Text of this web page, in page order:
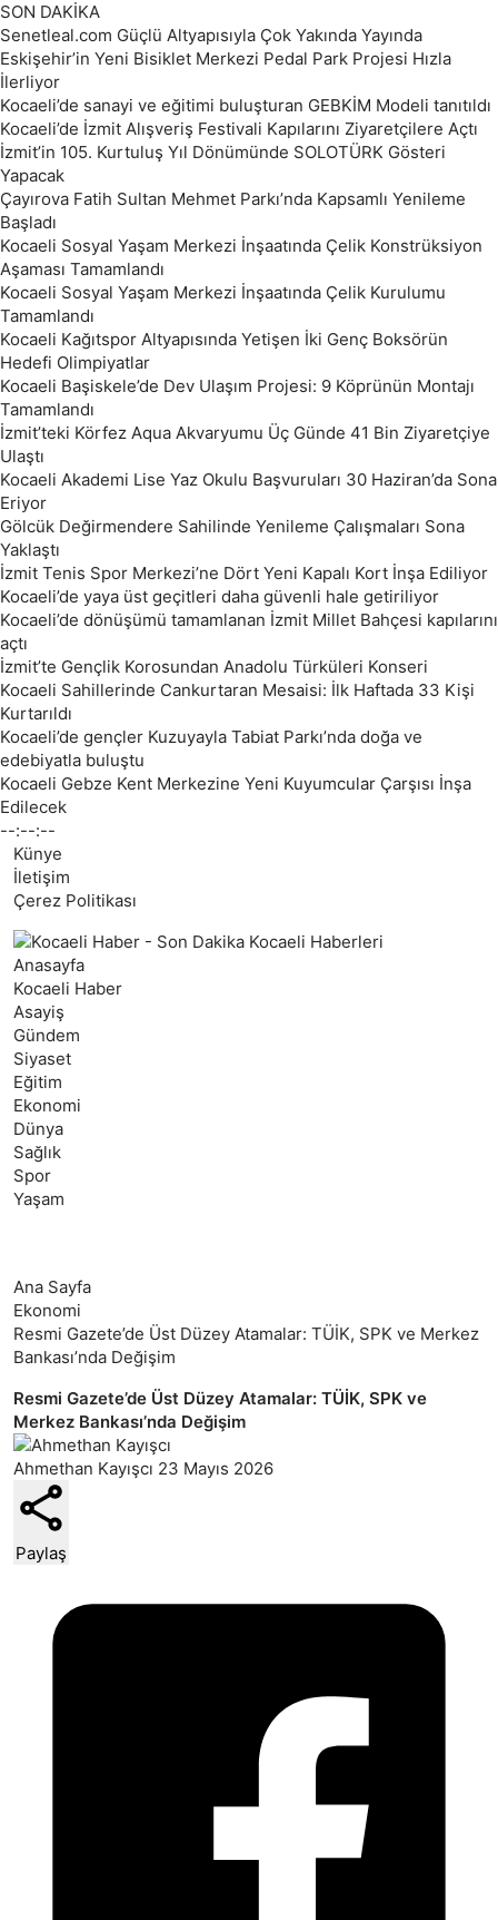
SON DAKİKA
Senetleal.com Güçlü Altyapısıyla Çok Yakında Yayında
Eskişehir’in Yeni Bisiklet Merkezi Pedal Park Projesi Hızla
İlerliyor
Kocaeli’de sanayi ve eğitimi buluşturan GEBKİM Modeli tanıtıldı
Kocaeli’de İzmit Alışveriş Festivali Kapılarını Ziyaretçilere Açtı
İzmit’in 105. Kurtuluş Yıl Dönümünde SOLOTÜRK Gösteri
Yapacak
Çayırova Fatih Sultan Mehmet Parkı’nda Kapsamlı Yenileme
Başladı
Kocaeli Sosyal Yaşam Merkezi İnşaatında Çelik Konstrüksiyon
Aşaması Tamamlandı
Kocaeli Sosyal Yaşam Merkezi İnşaatında Çelik Kurulumu
Tamamlandı
Kocaeli Kağıtspor Altyapısında Yetişen İki Genç Boksörün
Hedefi Olimpiyatlar
Kocaeli Başiskele’de Dev Ulaşım Projesi: 9 Köprünün Montajı
Tamamlandı
İzmit’teki Körfez Aqua Akvaryumu Üç Günde 41 Bin Ziyaretçiye
Ulaştı
Kocaeli Akademi Lise Yaz Okulu Başvuruları 30 Haziran’da Sona
Eriyor
Gölcük Değirmendere Sahilinde Yenileme Çalışmaları Sona
Yaklaştı
İzmit Tenis Spor Merkezi’ne Dört Yeni Kapalı Kort İnşa Ediliyor
Kocaeli’de yaya üst geçitleri daha güvenli hale getiriliyor
Kocaeli’de dönüşümü tamamlanan İzmit Millet Bahçesi kapılarını
açtı
İzmit’te Gençlik Korosundan Anadolu Türküleri Konseri
Kocaeli Sahillerinde Cankurtaran Mesaisi: İlk Haftada 33 Kişi
Kurtarıldı
Kocaeli’de gençler Kuzuyayla Tabiat Parkı’nda doğa ve
edebiyatla buluştu
Kocaeli Gebze Kent Merkezine Yeni Kuyumcular Çarşısı İnşa
Edilecek
--:--:--
Künye
İletişim
Çerez Politikası
Anasayfa
Kocaeli Haber
Asayiş
Gündem
Siyaset
Eğitim
Ekonomi
Dünya
Sağlık
Spor
Yaşam
Ana Sayfa
Ekonomi
Resmi Gazete’de Üst Düzey Atamalar: TÜİK, SPK ve Merkez
Bankası’nda Değişim
Resmi Gazete’de Üst Düzey Atamalar: TÜİK, SPK ve
Merkez Bankası’nda Değişim
Ahmethan Kayışcı 23 Mayıs 2026
Paylaş